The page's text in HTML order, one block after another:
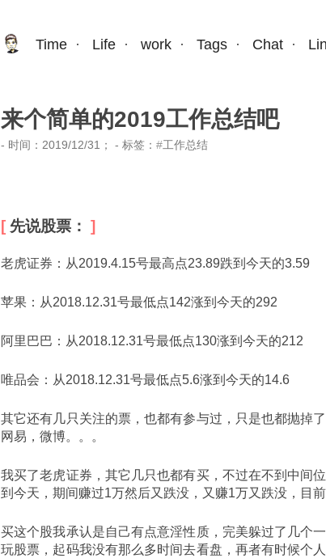
Time · Life · work · Tags · Chat ·
来个简单的2019工作总结吧
- 时间： 2019/12/31 ； - 标签： 工作总结
先说股票：
老虎证券：从2019.4.15号最高点23.89跌到今天的3.59
苹果：从2018.12.31号最低点142涨到今天的292
阿里巴巴：从2018.12.31号最低点130涨到今天的212
唯品会：从2018.12.31号最低点5.6涨到今天的14.6
其它还有几只关注的票，也都有参与过，只是也都抛掉
网易，微博。。。
我买了老虎证券，其它几只也都有买，不过在不到中间
到今天，期间赚过1万然后又跌没，又赚1万又跌没，目
买这个股我承认是自己有点意淫性质，完美躲过了几个
玩股票，起码我没有那么多时间去看盘，再者有时候个